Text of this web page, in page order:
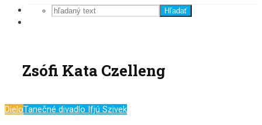
Hľadať
Zsófi Kata Czelleng
DieloTanečné divadlo Ifjú Szivek